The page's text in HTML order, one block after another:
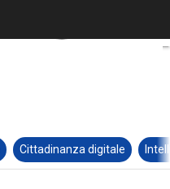
Cittadinanza digitale